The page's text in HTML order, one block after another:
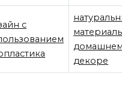
с
декоре